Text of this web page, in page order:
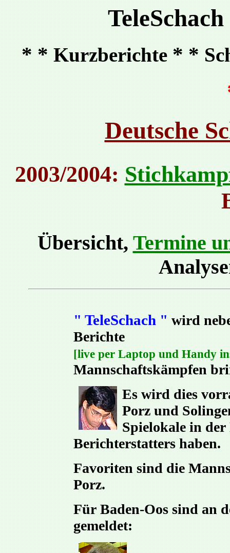
* *Kurzberichte* *
Deutsche
2003/2004:
Übersicht,Termine
" TeleSchach "wird
Berichte
[live per Laptop und Handy
Mannschaftskämpfen
Es wird dies
Porz und
Spielokale in der
Berichterstatters haben.
Favoriten sind die
Porz.
Für Baden-Oos sind an
gemeldet: